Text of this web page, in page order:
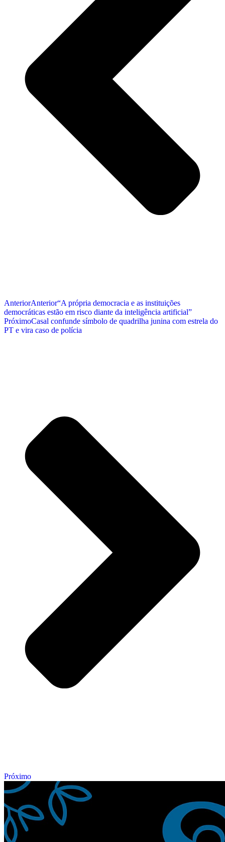
AnteriorAnterior“A própria democracia e as instituições
democráticas estão em risco diante da inteligência artificial”
PróximoCasal confunde símbolo de quadrilha junina com estrela do
PT e vira caso de polícia
Próximo